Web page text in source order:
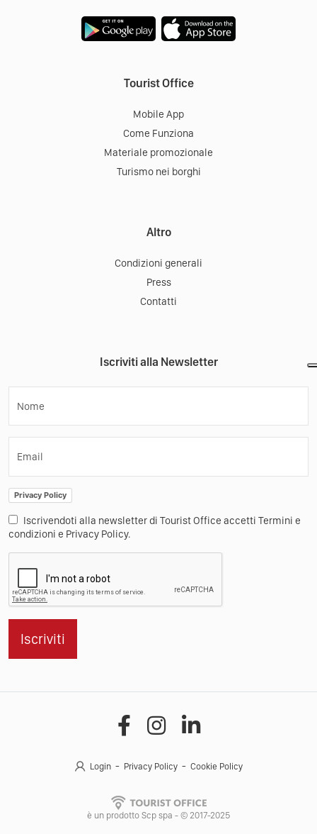
Tourist Office
Mobile App
Come Funziona
Materiale promozionale
Turismo nei borghi
Altro
Condizioni generali
Press
Contatti
Iscriviti alla Newsletter
Nome
Email
Privacy Policy
Iscrivendoti alla newsletter di Tourist Office accetti Termini e
condizioni e Privacy Policy.
Iscriviti
Login Privacy Policy Cookie Policy
è un prodotto Scp spa - © 2017-2025